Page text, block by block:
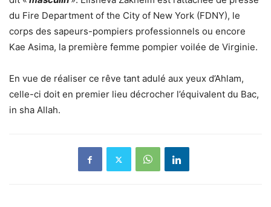
du Fire Department of the City of New York (FDNY), le
corps des sapeurs-pompiers professionnels ou encore
Kae Asima, la première femme pompier voilée de Virginie.
En vue de réaliser ce rêve tant adulé aux yeux d’Ahlam,
celle-ci doit en premier lieu décrocher l’équivalent du Bac,
in sha Allah.